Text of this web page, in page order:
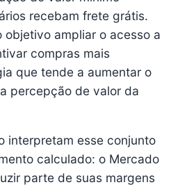
recebam frete grátis.
objetivo ampliar o acesso a
compras mais
que tende a aumentar o
percepção de valor da
interpretam esse conjunto
calculado: o Mercado
parte de suas margens